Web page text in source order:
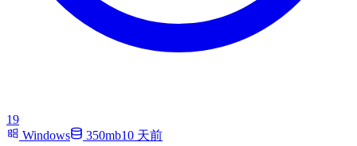
19
Windows
350mb10 天前